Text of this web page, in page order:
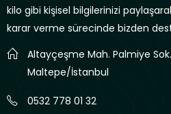
kilo gibi kişisel bilgilerinizi
karar verme sürecinde bizden
Altayçeşme Mah. Palmiye
Maltepe/İstanbul
0532 778 01 32